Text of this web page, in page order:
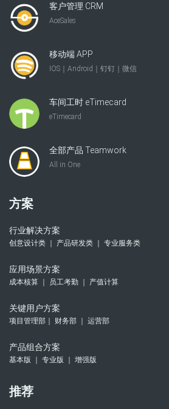
客户管理 CRM
AceSales
移动端 APP
IOS｜Android｜钉钉｜微信
车间工时 eTimecard
eTimecard
全部产品 Teamwork
All in One
方案
行业解决方案
创意设计类 ｜ 产品研发类 ｜ 专业服务类
应用场景方案
成本核算 ｜ 员工考勤 ｜ 产值计算
关键用户方案
项目管理部｜ 财务部 ｜ 运营部
产品组合方案
基本版 ｜ 专业版 ｜ 增强版
推荐